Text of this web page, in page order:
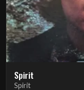
Spirit
Spirit